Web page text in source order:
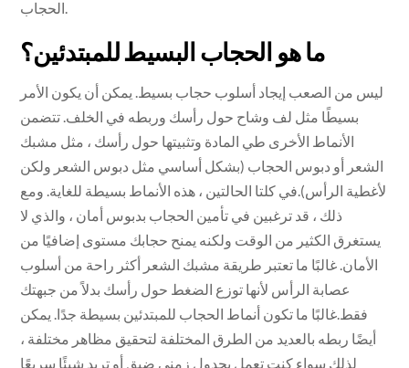
ما هو الحجاب البسيط للمبتدئين؟
ليس من الصعب إيجاد أسلوب حجاب بسيط. يمكن أن يكون الأمر
بسيطًا مثل لف وشاح حول رأسك وربطه في الخلف. تتضمن
الأنماط الأخرى طي المادة وتثبيتها حول رأسك ، مثل مشبك
الشعر أو دبوس الحجاب (بشكل أساسي مثل دبوس الشعر ولكن
لأغطية الرأس).في كلتا الحالتين ، هذه الأنماط بسيطة للغاية. ومع
ذلك ، قد ترغبين في تأمين الحجاب بدبوس أمان ، والذي لا
يستغرق الكثير من الوقت ولكنه يمنح حجابك مستوى إضافيًا من
الأمان. غالبًا ما تعتبر طريقة مشبك الشعر أكثر راحة من أسلوب
عصابة الرأس لأنها توزع الضغط حول رأسك بدلاً من جبهتك
فقط.غالبًا ما تكون أنماط الحجاب للمبتدئين بسيطة جدًا. يمكن
أيضًا ربطه بالعديد من الطرق المختلفة لتحقيق مظاهر مختلفة ،
لذلك سواء كنت تعمل بجدول زمني ضيق أو تريد شيئًا سريعًا